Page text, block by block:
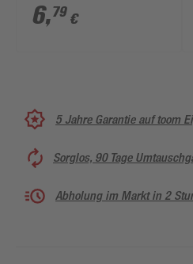
'Basic 29/9' 9 Fächer
rot 29 x 18,5 x 4,6 cm
6,79 €
5 Jahre Garantie auf toom
Sorglos, 90 Tage
Abholung im Markt in 2